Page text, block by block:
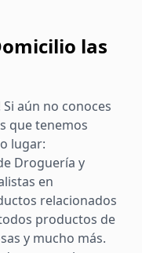
las
aún no conoces
que tenemos
lugar:
Droguería y
en
relacionados
productos de
y mucho más.